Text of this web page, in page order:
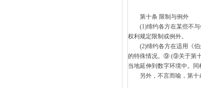
第十条 限制与例外
(1)缔约各方在某些不与
权利规定限制或例外。
(2)缔约各方在适用《伯
的特殊情况。⑨ (⑨关于第十
当地延伸到数字环境中。
另外，不言而喻，第十条